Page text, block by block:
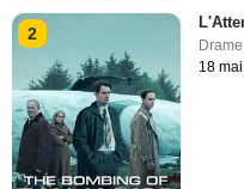
2
Drame
18